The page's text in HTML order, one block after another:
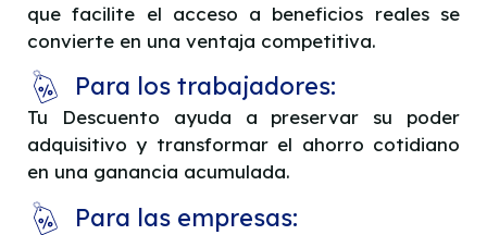
que facilite el acceso a beneficios reales se
convierte en una ventaja competitiva.
Para los trabajadores:
Tu Descuento ayuda a preservar su poder
adquisitivo y transformar el ahorro cotidiano
en una ganancia acumulada.
Para las empresas: